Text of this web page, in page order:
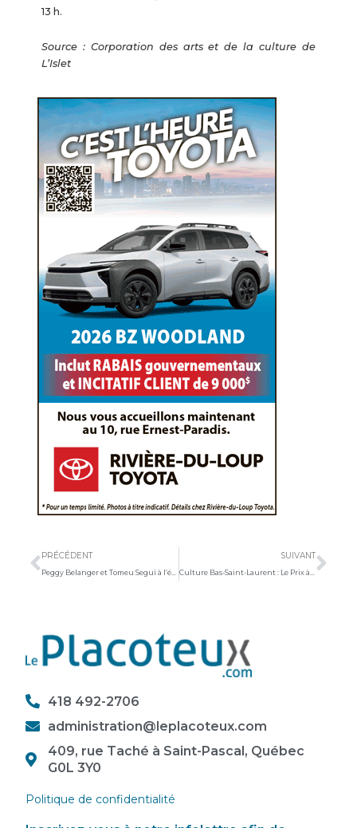
13 h.
Source : Corporation des arts et de la culture de
L’Islet
PRÉCÉDENT
Peggy Belanger et Tomeu Segui à l’église de Saint-Roch-des-Aulnaies
SUIVANT
418 492-2706
administration@leplacoteux.com
409, rue Taché à Saint-Pascal, Québec
G0L 3Y0
Politique de confidentialité